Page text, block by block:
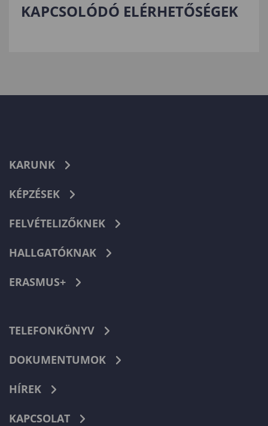
KAPCSOLÓDÓ ELÉRHETŐSÉGEK
KARUNK
KÉPZÉSEK
FELVÉTELIZŐKNEK
HALLGATÓKNAK
ERASMUS+
TELEFONKÖNYV
DOKUMENTUMOK
HÍREK
KAPCSOLAT